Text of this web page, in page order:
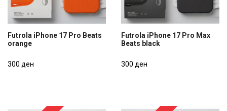
orange
Futrola iPhone 17 Pro Beats
orange
300 ден
Beats black
Futrola iPhone 17 Pro Max
Beats black
300 ден